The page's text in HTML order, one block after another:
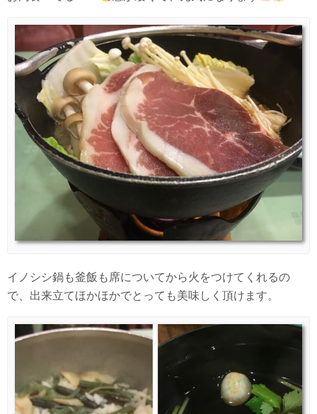
イノシシ鍋も釜飯も席についてから火をつけてくれるの
で、出来立てほかほかでとっても美味しく頂けます。